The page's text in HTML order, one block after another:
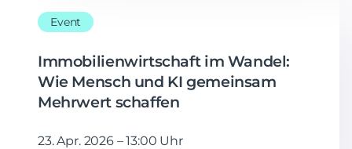
Event
Immobilienwirtschaft im Wandel:
Wie Mensch und KI gemeinsam
Mehrwert schaffen
23. Apr. 2026 – 13:00 Uhr